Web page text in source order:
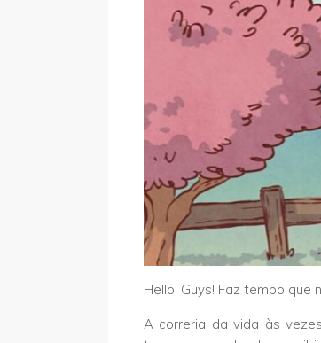
Hello, Guys! Faz tempo que
A correria da vida às